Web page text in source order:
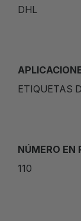
DHL
ETIQUETAS
NÚMERO EN
110